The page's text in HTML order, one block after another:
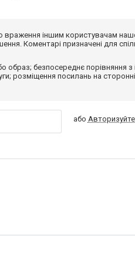
враження іншим користувачам
Коментарі призначені для
образ; безпосереднє порівняння
розміщення посилань на
або